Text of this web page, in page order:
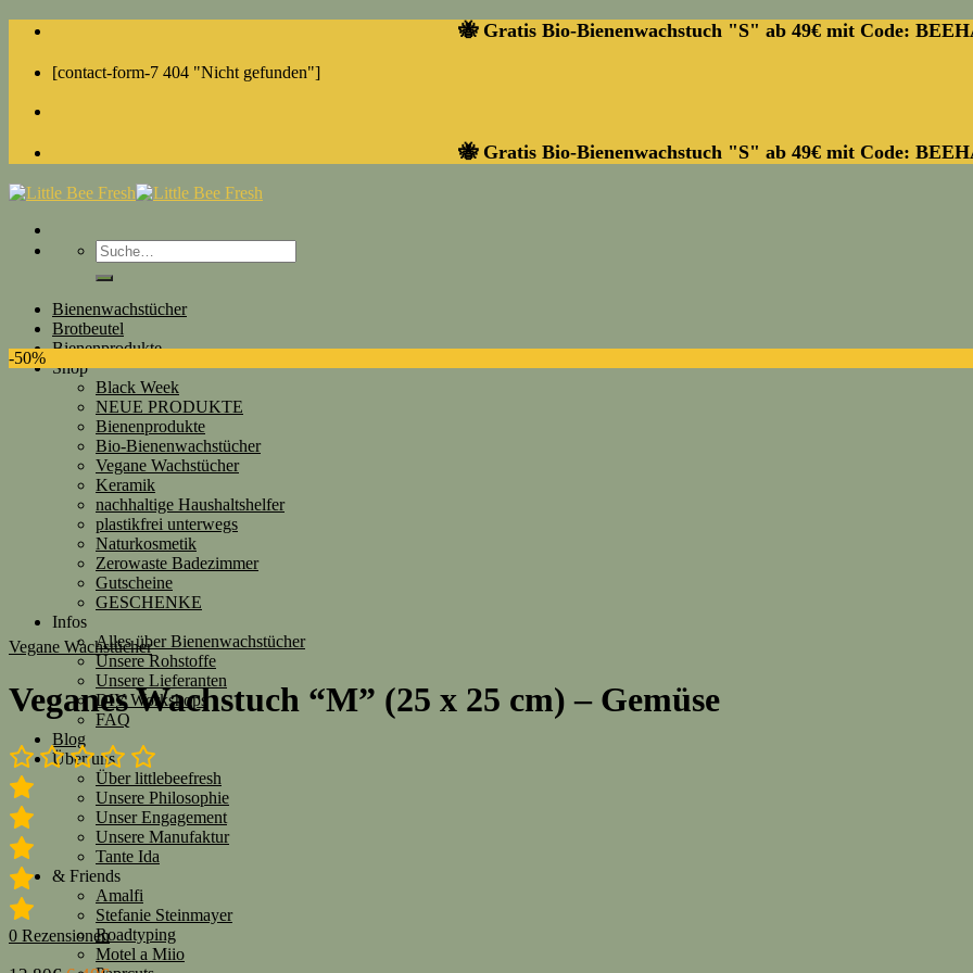
Skip
content
🐝 Gratis Bio-Bienenwachstuch "S" ab 49€ mit Code:
[contact-form-7 404 "Nicht gefunden"]
🐝 Gratis Bio-Bienenwachstuch "S" ab 49€ mit Code:
Suche
nach:
Bienenwachstücher
Brotbeutel
Bienenprodukte
Shop
Black Week
NEUE PRODUKTE
Bienenprodukte
Bio-Bienenwachstücher
Vegane Wachstücher
Keramik
nachhaltige Haushaltshelfer
plastikfrei unterwegs
Naturkosmetik
Zerowaste Badezimmer
Gutscheine
GESCHENKE
Infos
Alles über Bienenwachstücher
Unsere Rohstoffe
Unsere Lieferanten
DIY Workshops
FAQ
Blog
Über uns
Über littlebeefresh
Unsere Philosophie
Unser Engagement
Unsere Manufaktur
Tante Ida
& Friends
Amalfi
Stefanie Steinmayer
Roadtyping
Motel a Miio
-50%
Vegane Wachstücher
Veganes Wachstuch “M” (25 x 25 cm) – Gemüse
0 Rezensionen